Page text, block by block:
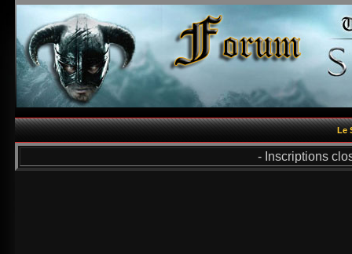
Le
- Inscriptions